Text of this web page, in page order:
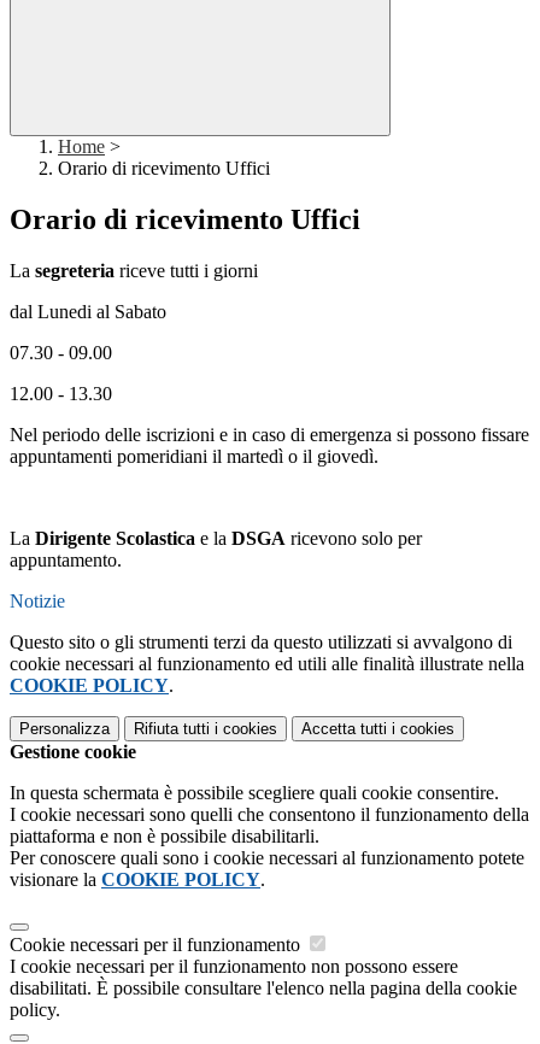
Home >
Orario di ricevimento Uffici
Orario di ricevimento Uffici
La segreteria riceve tutti i giorni
dal Lunedi al Sabato
07.30 - 09.00
12.00 - 13.30
Nel periodo delle iscrizioni e in caso di emergenza si possono fissare
appuntamenti pomeridiani il martedì o il giovedì.
La Dirigente Scolastica e la DSGA ricevono solo per
appuntamento.
Notizie
Questo sito o gli strumenti terzi da questo utilizzati si avvalgono di
cookie necessari al funzionamento ed utili alle finalità illustrate nella
COOKIE POLICY.
Personalizza Rifiuta tutti i cookies Accetta tutti i cookies
Gestione cookie
In questa schermata è possibile scegliere quali cookie consentire.
I cookie necessari sono quelli che consentono il funzionamento della
piattaforma e non è possibile disabilitarli.
Per conoscere quali sono i cookie necessari al funzionamento potete
visionare la COOKIE POLICY.
Cookie necessari per il funzionamento
I cookie necessari per il funzionamento non possono essere
disabilitati. È possibile consultare l'elenco nella pagina della cookie
policy.